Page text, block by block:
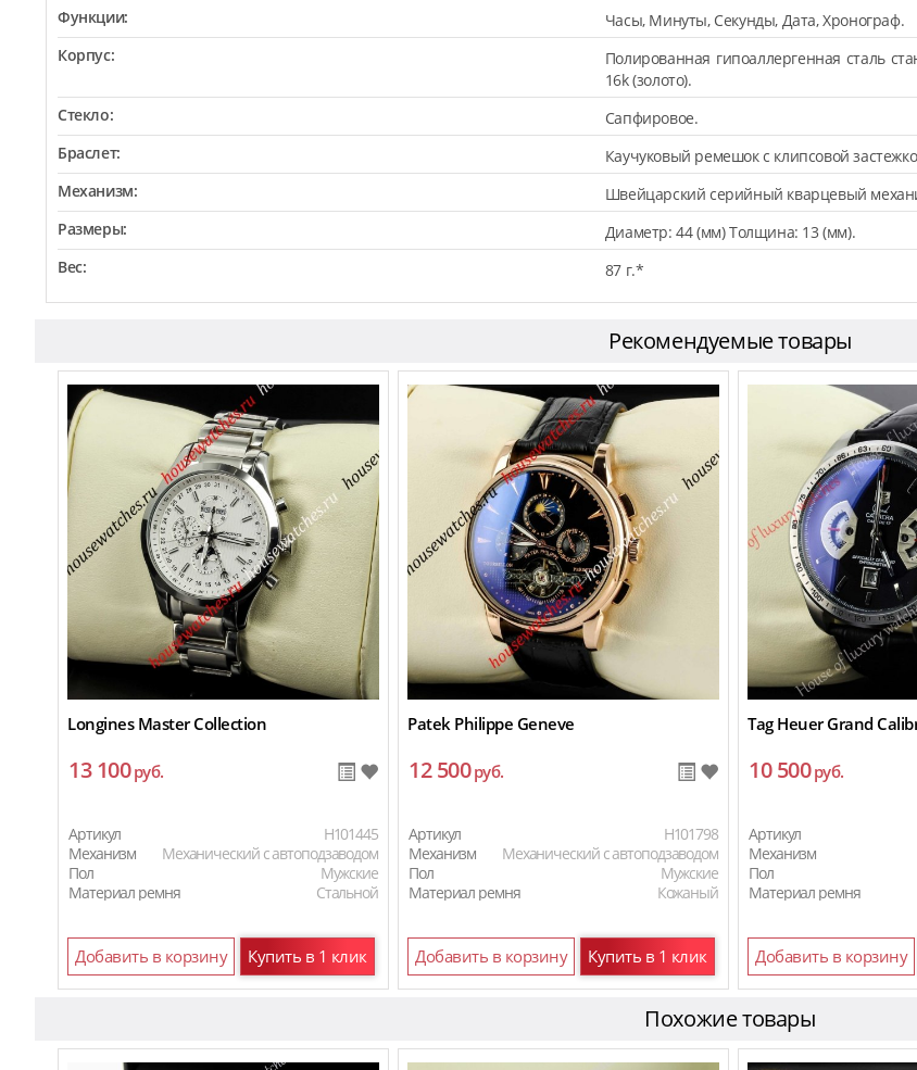
Функции:
Часы, Минуты, Секунды, Дата, Хронограф.
Корпус:
Полированная гипоаллергенная сталь
16k (золото).
Стекло:
Сапфировое.
Браслет:
Каучуковый ремешок с клипсовой
Механизм:
Швейцарский серийный кварцевый
Размеры:
Диаметр: 44 (мм) Толщина: 13 (мм).
Вес:
87 г.*
Рекомендуемые товары
Longines Master Collection
13 100руб.
Артикул
H101445
Механизм
Механический с автоподзаводом
Пол
Мужские
Материал ремня
Стальной
Добавить в корзину Купить в 1 клик
Patek Philippe Geneve
12 500руб.
Артикул
H101798
Механизм
Механический с автоподзаводом
Пол
Мужские
Материал ремня
Кожаный
Добавить в корзину Купить в 1 клик
Tag Heuer Grand
10 500руб.
Артикул
Механизм
Пол
Материал ремня
Добавить в корзину
Похожие товары